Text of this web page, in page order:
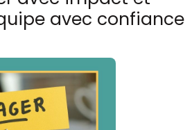
avec confiance